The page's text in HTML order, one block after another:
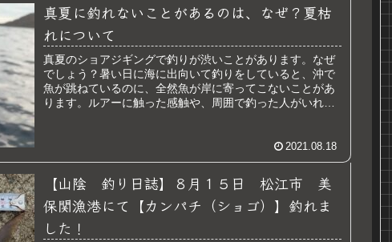
真夏に釣れないことがあるのは、なぜ？夏枯
れについて
真夏のショアジギングで釣りが渋いことがあります。なぜ
でしょう？暑い日に海に出向いて釣りをしていると、沖で
魚が跳ねているのに、全然魚が岸に寄ってこないことがあ
ります。ルアーに触った感触や、周囲で釣った人がいれば
2021.08.18
【山陰 釣り日誌】８月１５日 松江市 美
保関漁港にて【カンパチ（ショゴ）】釣れま
した！